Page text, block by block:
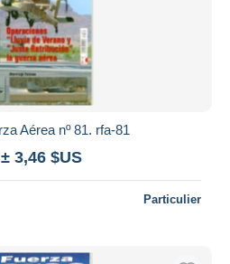
Aérea nº 81. rfa-81
± 3,46 $US
Particulier